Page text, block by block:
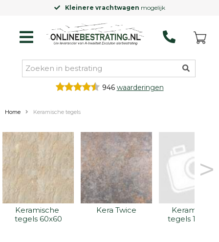
Kleinere vrachtwagenmogelijk
946 waarderingen
Home Keramische tegels
Keramische
tegels 60x60
Kera Twice
Keramische
tegels
>